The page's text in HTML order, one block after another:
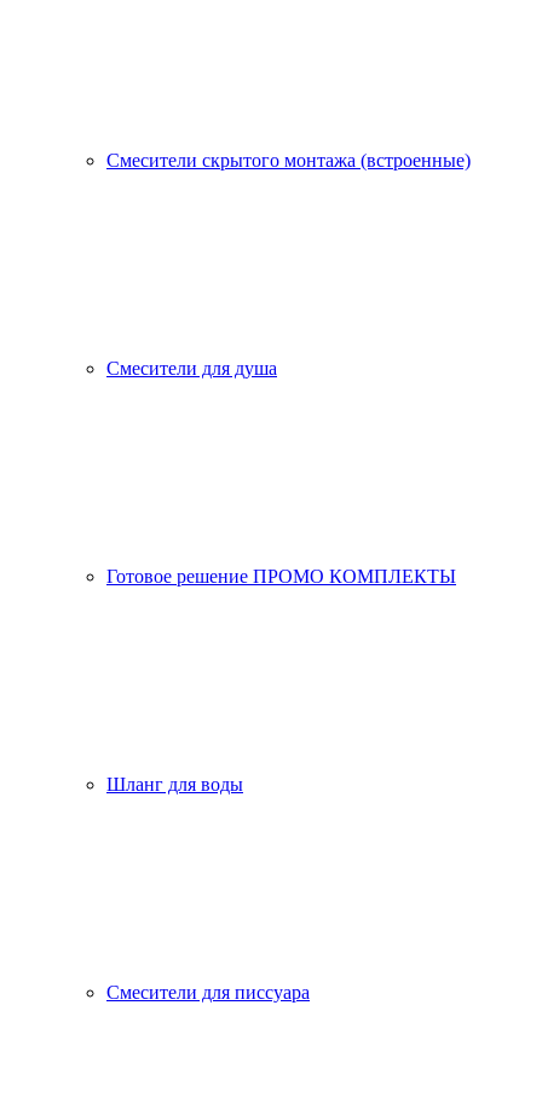
Смесители скрытого монтажа (встроенные)
Смесители для душа
Готовое решение ПРОМО КОМПЛЕКТЫ
Шланг для воды
Смесители для писсуара